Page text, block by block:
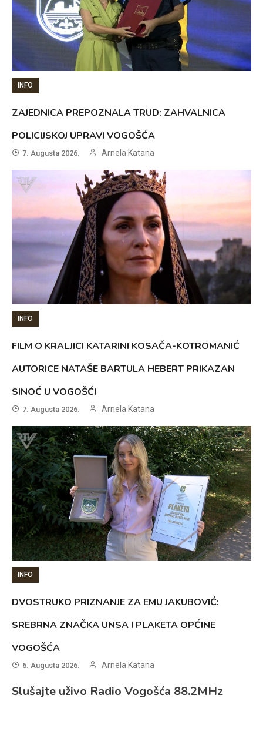
INFO
ZAJEDNICA PREPOZNALA TRUD: ZAHVALNICA
POLICIJSKOJ UPRAVI VOGOŠĆA
7. Augusta 2026. Arnela Katana
INFO
FILM O KRALJICI KATARINI KOSAČA-KOTROMANIĆ
AUTORICE NATAŠE BARTULA HEBERT PRIKAZAN
SINOĆ U VOGOŠĆI
7. Augusta 2026. Arnela Katana
INFO
DVOSTRUKO PRIZNANJE ZA EMU JAKUBOVIĆ:
SREBRNA ZNAČKA UNSA I PLAKETA OPĆINE
VOGOŠĆA
6. Augusta 2026. Arnela Katana
Slušajte uživo Radio Vogošća 88.2MHz